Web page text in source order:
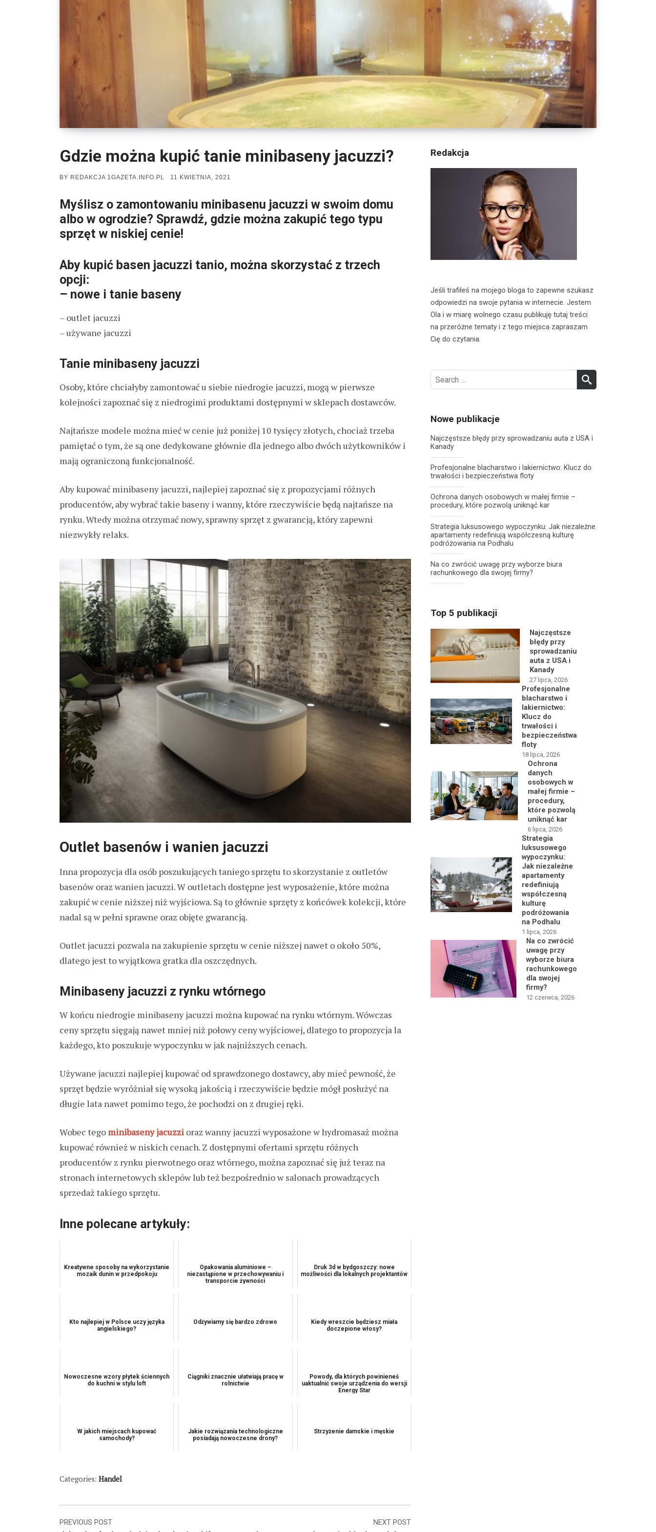
Gdzie można kupić tanie minibaseny jacuzzi?
BY REDAKCJA 1GAZETA.INFO.PL
POSTED
11 KWIETNIA, 2021
Myślisz o zamontowaniu minibasenu jacuzzi w swoim domu
albo w ogrodzie? Sprawdź, gdzie można zakupić tego typu
sprzęt w niskiej cenie!
Aby kupić basen jacuzzi tanio, można skorzystać z trzech
opcji:
– nowe i tanie baseny
– outlet jacuzzi
– używane jacuzzi
Tanie minibaseny jacuzzi
Osoby, które chciałyby zamontować u siebie niedrogie jacuzzi, mogą w pierwsze
kolejności zapoznać się z niedrogimi produktami dostępnymi w sklepach dostawców.
Najtańsze modele można mieć w cenie już poniżej 10 tysięcy złotych, chociaż trzeba
pamiętać o tym, że są one dedykowane głównie dla jednego albo dwóch użytkowników i
mają ograniczoną funkcjonalność.
Aby kupować minibaseny jacuzzi, najlepiej zapoznać się z propozycjami różnych
producentów, aby wybrać takie baseny i wanny, które rzeczywiście będą najtańsze na
rynku. Wtedy można otrzymać nowy, sprawny sprzęt z gwarancją, który zapewni
niezwykły relaks.
Outlet basenów i wanien jacuzzi
Inna propozycja dla osób poszukujących taniego sprzętu to skorzystanie z outletów
basenów oraz wanien jacuzzi. W outletach dostępne jest wyposażenie, które można
zakupić w cenie niższej niż wyjściowa. Są to głównie sprzęty z końcówek kolekcji, które
nadal są w pełni sprawne oraz objęte gwarancją.
Outlet jacuzzi pozwala na zakupienie sprzętu w cenie niższej nawet o około 50%,
dlatego jest to wyjątkowa gratka dla oszczędnych.
Minibaseny jacuzzi z rynku wtórnego
W końcu niedrogie minibaseny jacuzzi można kupować na rynku wtórnym. Wówczas
ceny sprzętu sięgają nawet mniej niż połowy ceny wyjściowej, dlatego to propozycja la
każdego, kto poszukuje wypoczynku w jak najniższych cenach.
Używane jacuzzi najlepiej kupować od sprawdzonego dostawcy, aby mieć pewność, że
sprzęt będzie wyróżniał się wysoką jakością i rzeczywiście będzie mógł posłużyć na
długie lata nawet pomimo tego, że pochodzi on z drugiej ręki.
Wobec tegominibaseny jacuzzi oraz wanny jacuzzi wyposażone w hydromasaż można
kupować również w niskich cenach. Z dostępnymi ofertami sprzętu różnych
producentów z rynku pierwotnego oraz wtórnego, można zapoznać się już teraz na
stronach internetowych sklepów lub też bezpośrednio w salonach prowadzących
sprzedaż takiego sprzętu.
Inne polecane artykuły:
Kreatywne sposoby na wykorzystanie
mozaik dunin w przedpokoju
Opakowania aluminiowe –
niezastąpione w przechowywaniu i
transporcie żywności
Druk 3d w bydgoszczy: nowe
możliwości dla lokalnych projektantów
Kto najlepiej w Polsce uczy języka
angielskiego?
Odżywiamy się bardzo zdrowo
Kiedy wreszcie będziesz miała
doczepione włosy?
Nowoczesne wzory płytek ściennych
do kuchni w stylu loft
Ciągniki znacznie ułatwiają pracę w
rolnictwie
Powody, dla których powinieneś
uaktualnić swoje urządzenia do wersji
Energy Star
W jakich miejscach kupować
samochody?
Jakie rozwiązania technologiczne
posiadają nowoczesne drony?
Strzyżenie damskie i męskie
Categories: Handel
Nawigacja
PREVIOUS POST NEXT POST
Redakcja
Jeśli trafiłeś na mojego bloga to zapewne szukasz
odpowiedzi na swoje pytania w internecie. Jestem
Ola i w miarę wolnego czasu publikuję tutaj treści
na przeróżne tematy i z tego miejsca zapraszam
Cię do czytania.
Search
for:
Nowe publikacje
Najczęstsze błędy przy sprowadzaniu auta z USA i
Kanady
Profesjonalne blacharstwo i lakiernictwo: Klucz do
trwałości i bezpieczeństwa floty
Ochrona danych osobowych w małej firmie –
procedury, które pozwolą uniknąć kar
Strategia luksusowego wypoczynku: Jak niezależne
apartamenty redefiniują współczesną kulturę
podróżowania na Podhalu
Na co zwrócić uwagę przy wyborze biura
rachunkowego dla swojej firmy?
Top 5 publikacji
Najczęstsze
błędy przy
sprowadzaniu
auta z USA i
Kanady
27 lipca, 2026
Profesjonalne
blacharstwo i
lakiernictwo:
Klucz do
trwałości i
bezpieczeństwa
floty
18 lipca, 2026
Ochrona
danych
osobowych w
małej firmie –
procedury,
które pozwolą
uniknąć kar
6 lipca, 2026
Strategia
luksusowego
wypoczynku:
Jak niezależne
apartamenty
redefiniują
współczesną
kulturę
podróżowania
na Podhalu
1 lipca, 2026
Na co zwrócić
uwagę przy
wyborze biura
rachunkowego
dla swojej
firmy?
12 czerwca, 2026